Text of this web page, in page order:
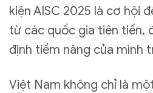
kiện AISC 2025 là cơ hội
từ các quốc gia tiên tiến,
định tiềm năng của mình
Việt Nam không chỉ là